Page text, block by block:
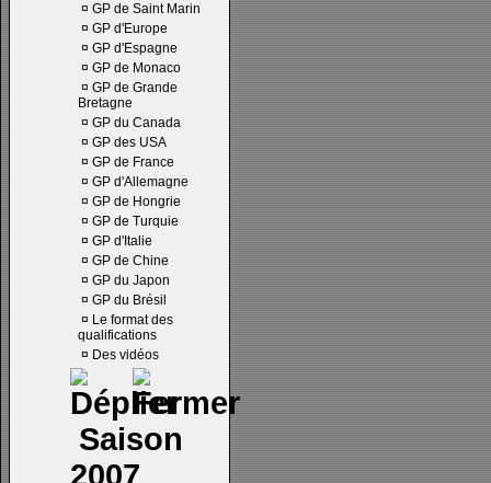
¤ GP de Saint Marin
¤ GP d'Europe
¤ GP d'Espagne
¤ GP de Monaco
¤ GP de Grande
Bretagne
¤ GP du Canada
¤ GP des USA
¤ GP de France
¤ GP d'Allemagne
¤ GP de Hongrie
¤ GP de Turquie
¤ GP d'Italie
¤ GP de Chine
¤ GP du Japon
¤ GP du Brésil
¤ Le format des
qualifications
¤ Des vidéos
Saison
2007